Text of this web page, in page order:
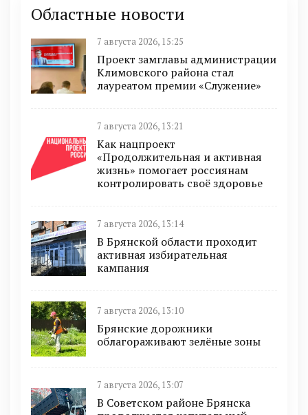
Областные новости
7 августа 2026, 15:25
Проект замглавы администрации
Климовского района стал
лауреатом премии «Служение»
7 августа 2026, 13:21
Как нацпроект
«Продолжительная и активная
жизнь» помогает россиянам
контролировать своё здоровье
7 августа 2026, 13:14
В Брянской области проходит
активная избирательная
кампания
7 августа 2026, 13:10
Брянские дорожники
облагораживают зелёные зоны
7 августа 2026, 13:07
В Советском районе Брянска